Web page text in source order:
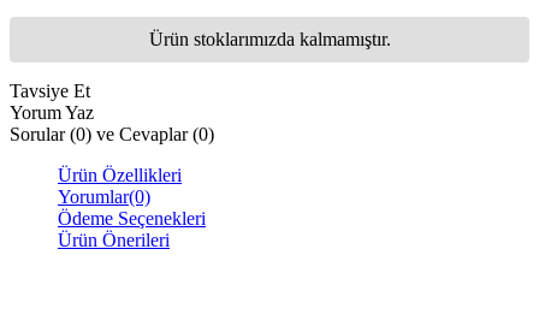
Ürün stoklarımızda kalmamıştır.
Tavsiye Et
Yorum Yaz
Sorular (0) ve Cevaplar (0)
Ürün Özellikleri
Yorumlar(0)
Ödeme Seçenekleri
Ürün Önerileri